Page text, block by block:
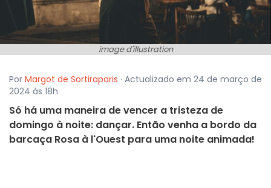
image d'illustration
Por Margot de Sortiraparis · Actualizado em 24 de março de
2024 às 18h
Só há uma maneira de vencer a tristeza de
domingo à noite: dançar. Então venha a bordo da
barcaça Rosa à l'Ouest para uma noite animada!